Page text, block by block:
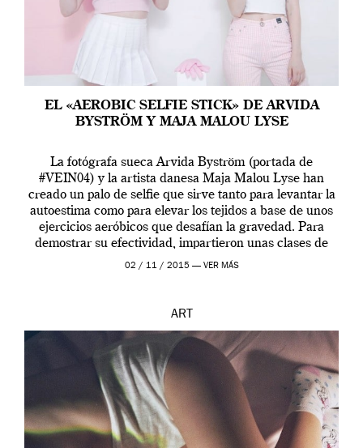
EL «AEROBIC SELFIE STICK» DE ARVIDA
BYSTRÖM Y MAJA MALOU LYSE
La fotógrafa sueca Arvida Byström (portada de
#VEIN04) y la artista danesa Maja Malou Lyse han
creado un palo de selfie que sirve tanto para levantar la
autoestima como para elevar los tejidos a base de unos
ejercicios aeróbicos que desafían la gravedad. Para
demostrar su efectividad, impartieron unas clases de
prueba en el Tate […]
02 / 11 / 2015 — VER MÁS
ART